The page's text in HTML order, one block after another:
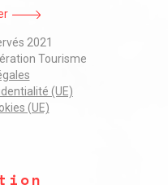
2021
Tourisme
(UE)
(UE)